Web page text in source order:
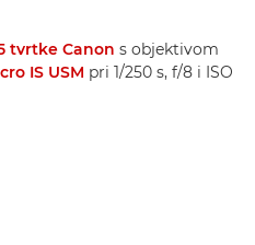
tvrtke Canon s objektivom
IS USM pri 1/250 s, f/8 i ISO